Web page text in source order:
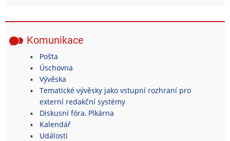
Komunikace
Pošta
Úschovna
Vývěska
Tematické vývěsky jako vstupní rozhraní pro
externí redakční systémy
Diskusní fóra, Plkárna
Kalendář
Události